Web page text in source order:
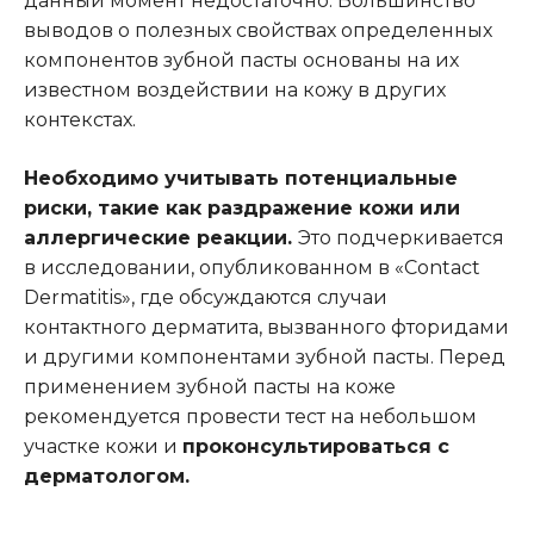
выводов о полезных свойствах определенных
компонентов зубной пасты основаны на их
известном воздействии на кожу в других
контекстах.
Необходимо учитывать потенциальные
риски, такие как раздражение кожи или
аллергические реакции. Это подчеркивается
в исследовании, опубликованном в «Contact
Dermatitis», где обсуждаются случаи
контактного дерматита, вызванного фторидами
и другими компонентами зубной пасты. Перед
применением зубной пасты на коже
рекомендуется провести тест на небольшом
участке кожи и проконсультироваться с
дерматологом.